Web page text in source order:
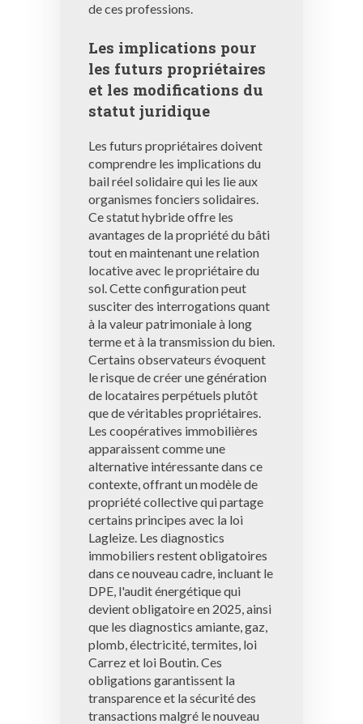
de ces professions.
Les implications pour
les futurs propriétaires
et les modifications du
statut juridique
Les futurs propriétaires doivent
comprendre les implications du
bail réel solidaire qui les lie aux
organismes fonciers solidaires.
Ce statut hybride offre les
avantages de la propriété du bâti
tout en maintenant une relation
locative avec le propriétaire du
sol. Cette configuration peut
susciter des interrogations quant
à la valeur patrimoniale à long
terme et à la transmission du bien.
Certains observateurs évoquent
le risque de créer une génération
de locataires perpétuels plutôt
que de véritables propriétaires.
Les coopératives immobilières
apparaissent comme une
alternative intéressante dans ce
contexte, offrant un modèle de
propriété collective qui partage
certains principes avec la loi
Lagleize. Les diagnostics
immobiliers restent obligatoires
dans ce nouveau cadre, incluant le
DPE, l'audit énergétique qui
devient obligatoire en 2025, ainsi
que les diagnostics amiante, gaz,
plomb, électricité, termites, loi
Carrez et loi Boutin. Ces
obligations garantissent la
transparence et la sécurité des
transactions malgré le nouveau